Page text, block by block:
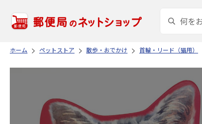
ホーム ペットストア 散歩・おでかけ 首輪・リード（猫用）